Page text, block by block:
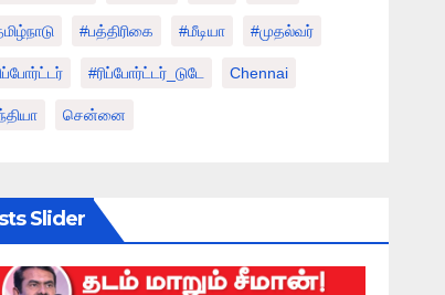
#பத்திரிகை #மீடியா #முதல்வர்
#ரிப்போர்ட்டர்_டுடே Chennai
சென்னை
Slider